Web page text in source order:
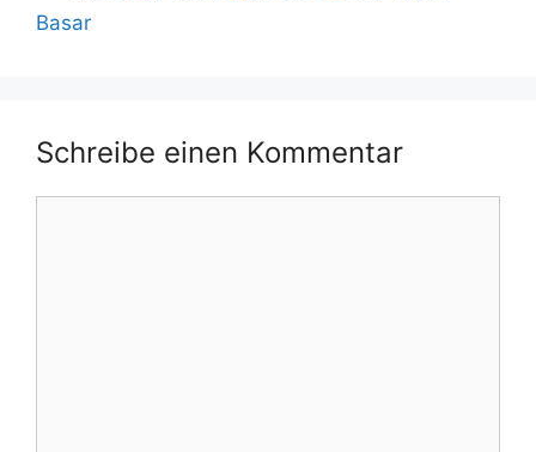
Basar
Schreibe einen Kommentar